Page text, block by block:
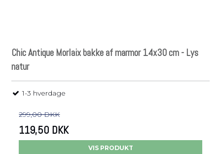
Chic Antique Morlaix bakke af marmor 14x30 cm - Lys
natur
1-3 hverdage
299,00 DKK
119,50 DKK
VIS PRODUKT